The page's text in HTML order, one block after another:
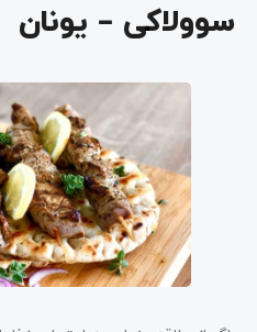
سوولاکی – یونان